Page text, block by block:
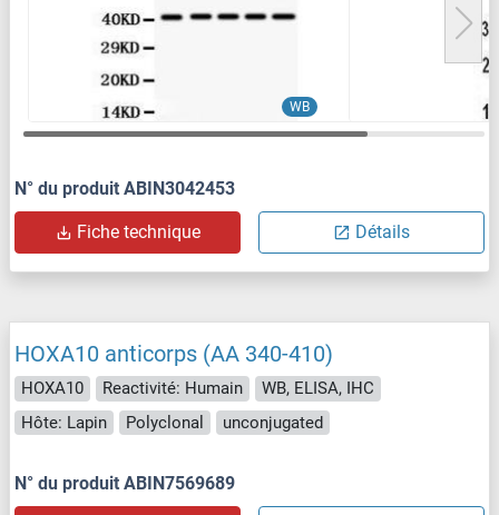
WB
N° du produit ABIN3042453
Fiche technique Détails
HOXA10 anticorps (AA 340-410)
HOXA10 Reactivité: Humain
WB, ELISA, IHC
Hôte: Lapin
Polyclonal unconjugated
N° du produit ABIN7569689